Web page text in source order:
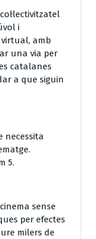
i
amb
una via per
catalanes
a que siguin
necessita
5.
sense
per efectes
milers de